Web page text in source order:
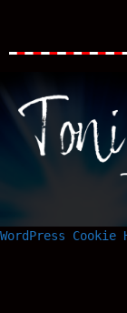
WordPress